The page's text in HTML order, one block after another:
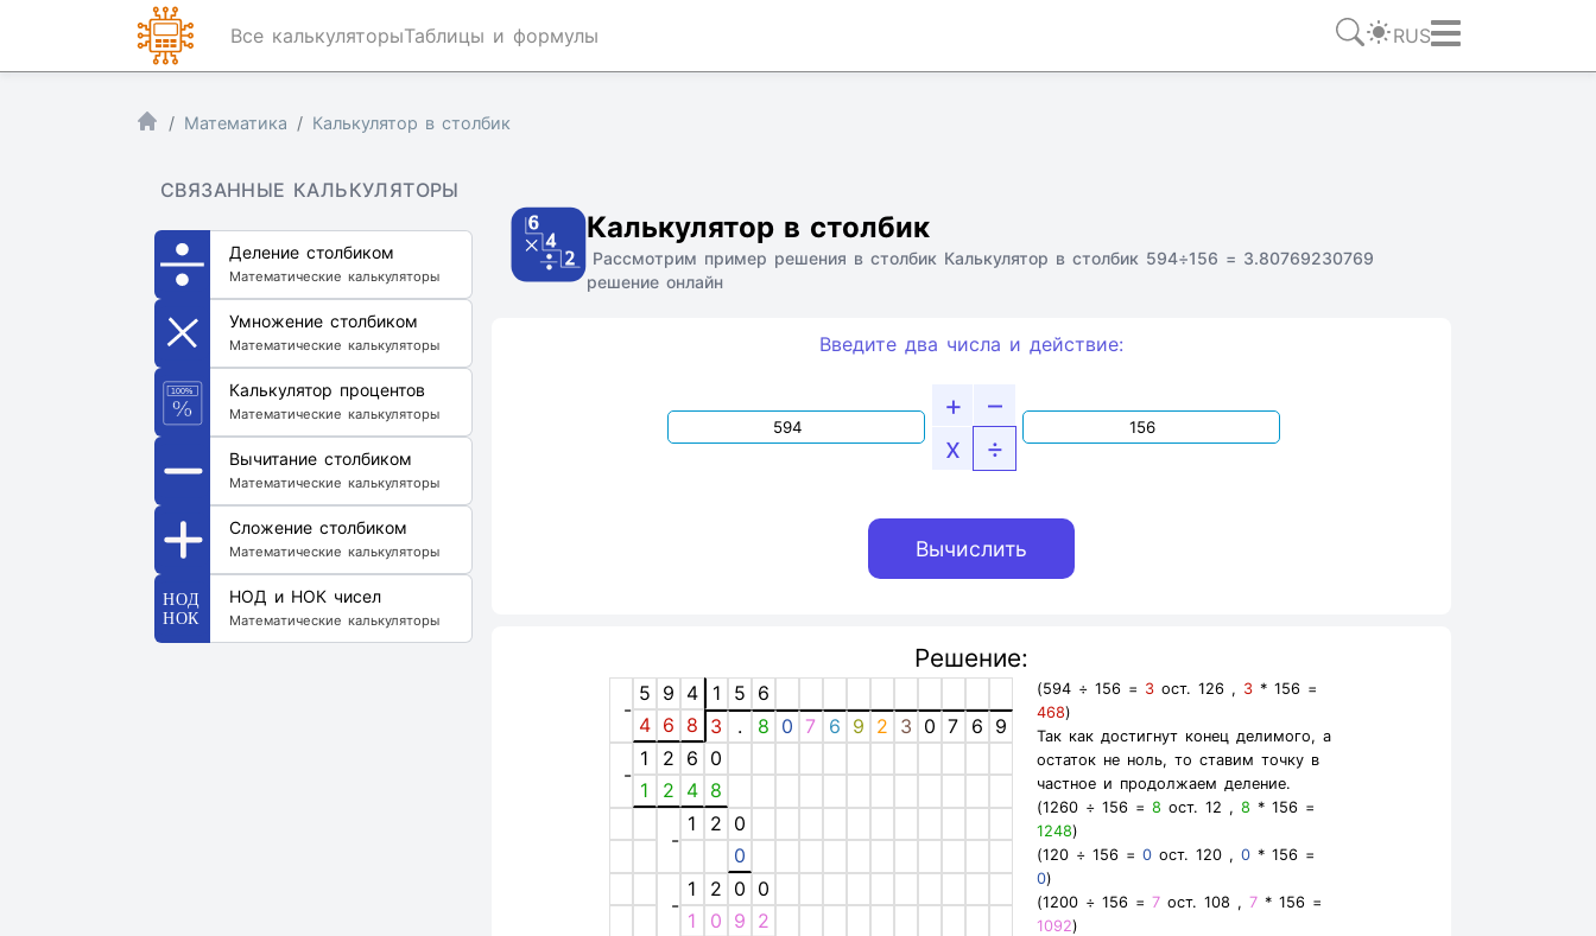
Все калькуляторыТаблицы и формулы RUS
Математика Калькулятор в столбик
СВЯЗАННЫЕ КАЛЬКУЛЯТОРЫ
Деление столбиком
Математические калькуляторы
Умножение столбиком
Математические калькуляторы
Калькулятор процентов
Математические калькуляторы
Вычитание столбиком
Математические калькуляторы
Сложение столбиком
Математические калькуляторы
НОД и НОК чисел
Математические калькуляторы
Калькулятор в столбик
Рассмотрим пример решения в столбик Калькулятор в столбик 594÷156 = 3.80769230769
решение онлайн
Введите два числа и действие:
+
–
x
÷
Решение:
-
5 9 4 1 5 6
4 6 8 3 . 8 0 7 6 9 2 3 0 7 6 9
-
1 2 6 0
1
2 4 8
-
1 2 0
0
-
1 2 0 0
1
0 9 2
(594 ÷ 156 = 3ост. 126 , 3* 156 =
468)
Так как достигнут конец делимого, а
остаток не ноль, то ставим точку в
частное и продолжаем деление.
(1260 ÷ 156 = 8 ост. 12 , 8 * 156 =
1248)
(120 ÷ 156 = 0ост. 120 , 0* 156 =
0)
(1200 ÷ 156 = 7ост. 108 , 7* 156 =
1092)